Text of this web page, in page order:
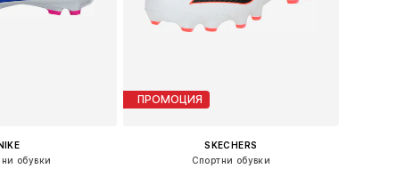
обувки
ПРОМОЦИЯ
SKECHERS
Спортни обувки